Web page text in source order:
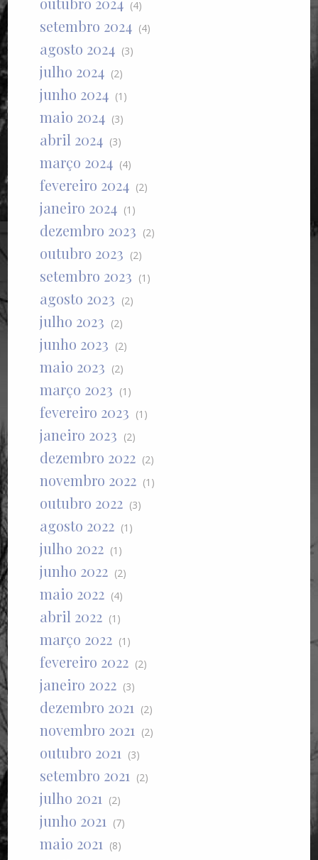
(4)
setembro 2024 (4)
agosto 2024 (3)
julho 2024 (2)
junho 2024 (1)
maio 2024 (3)
abril 2024 (3)
março 2024 (4)
fevereiro 2024 (2)
janeiro 2024 (1)
dezembro 2023 (2)
outubro 2023 (2)
setembro 2023 (1)
agosto 2023 (2)
julho 2023 (2)
junho 2023 (2)
maio 2023 (2)
março 2023 (1)
fevereiro 2023 (1)
janeiro 2023 (2)
dezembro 2022 (2)
novembro 2022 (1)
outubro 2022 (3)
agosto 2022 (1)
julho 2022 (1)
junho 2022 (2)
maio 2022 (4)
abril 2022 (1)
março 2022 (1)
fevereiro 2022 (2)
janeiro 2022 (3)
dezembro 2021 (2)
novembro 2021 (2)
outubro 2021 (3)
setembro 2021 (2)
julho 2021 (2)
junho 2021 (7)
maio 2021 (8)